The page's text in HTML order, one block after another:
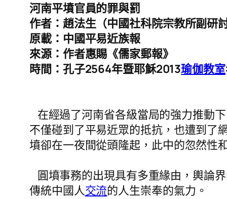
河南平墳官員的罪與罰
作者：趙法生（中國社科院宗教所副研討
原載：中國平易近族報
來源：作者惠賜《儒家郵報》
時間：孔子2564年暨耶穌2013瑜伽教室
在經過了河南省各級當局的強力推動
不僅碰到了平易近眾的抵抗，也遭到了
墳卻在一夜間從頭隆起，此中的忽然性
圓墳事務的出現具有多重緣由，輿論
傳統中國人交流的人生崇奉的氣力。